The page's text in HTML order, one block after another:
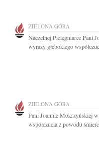
ZIELONA GÓRA
Naczelnej Pielęgniarce Pani
wyrazy głębokiego
ZIELONA GÓRA
Pani Joannie Mokrzyńskiej
współczucia z powodu